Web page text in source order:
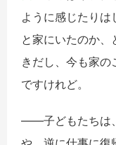
ように感じたりは
と家にいたのか
きだし、今も家の
ですけれど。
――子どもたちは